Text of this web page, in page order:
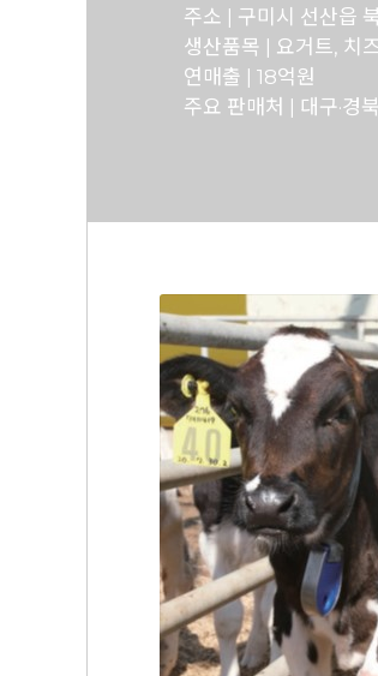
주소 | 구미시 선산읍
생산품목 | 요거트, 치
연매출 | 18억원
주요 판매처 | 대구·경